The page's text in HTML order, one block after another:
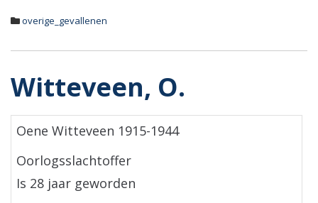
overige_gevallenen
Witteveen, O.
Oene Witteveen 1915-1944
Oorlogsslachtoffer
Is 28 jaar geworden